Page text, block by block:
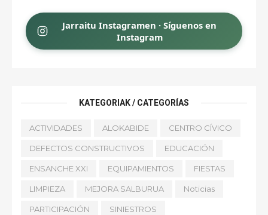
Jarraitu Instagramen · Síguenos en
Instagram
KATEGORIAK / CATEGORÍAS
ACTIVIDADES ALOKABIDE CENTRO CÍVICO
DEFECTOS CONSTRUCTIVOS EDUCACIÓN
ENSANCHE XXI EQUIPAMIENTOS FIESTAS
LIMPIEZA MEJORA SALBURUA Noticias
PARTICIPACIÓN SINIESTROS